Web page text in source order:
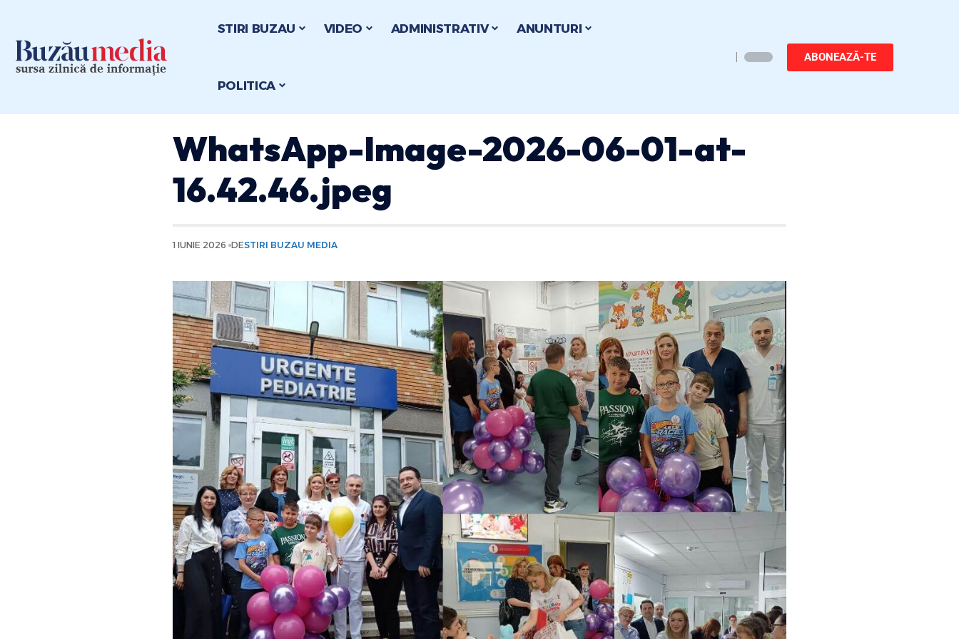
STIRI BUZAU VIDEO ADMINISTRATIV ANUNTURI
POLITICA
ABONEAZĂ-TE
WhatsApp-Image-2026-06-01-at-
16.42.46.jpeg
1 IUNIE 2026 DESTIRI BUZAU MEDIA